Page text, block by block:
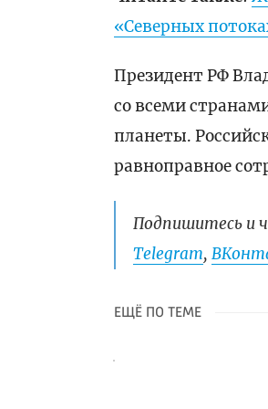
«Северных
Президент РФ
со всеми
планеты.
равноправное
Подпишитесь и
Telegram,
ЕЩЁ ПО ТЕМЕ